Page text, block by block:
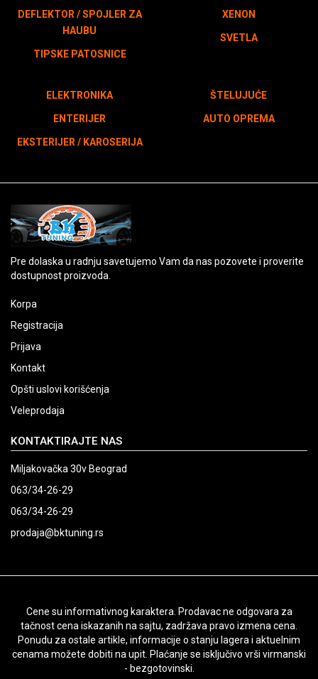
DEFLEKTOR / SPOJLER ZA
HAUBU
TIPSKE PATOSNICE
XENON
SVETLA
ELEKTRONIKA
ENTERIJER
EKSTERIJER / KAROSERIJA
ŠTELUJUĆE
AUTO OPREMA
Pre dolaska u radnju savetujemo Vam da nas pozovete i proverite
dostupnost proizvoda.
Korpa
Registracija
Prijava
Kontakt
Opšti uslovi korišćenja
Veleprodaja
KONTAKTIRAJTE NAS
Miljakovačka 30v Beograd
063/34-26-29
063/34-26-29
prodaja@bktuning.rs
Cene su informativnog karaktera. Prodavac ne odgovara za
tačnost cena iskazanih na sajtu, zadržava pravo izmena cena.
Ponudu za ostale artikle, informacije o stanju lagera i aktuelnim
cenama možete dobiti na upit. Plaćanje se isključivo vrši virmanski
- bezgotovinski.